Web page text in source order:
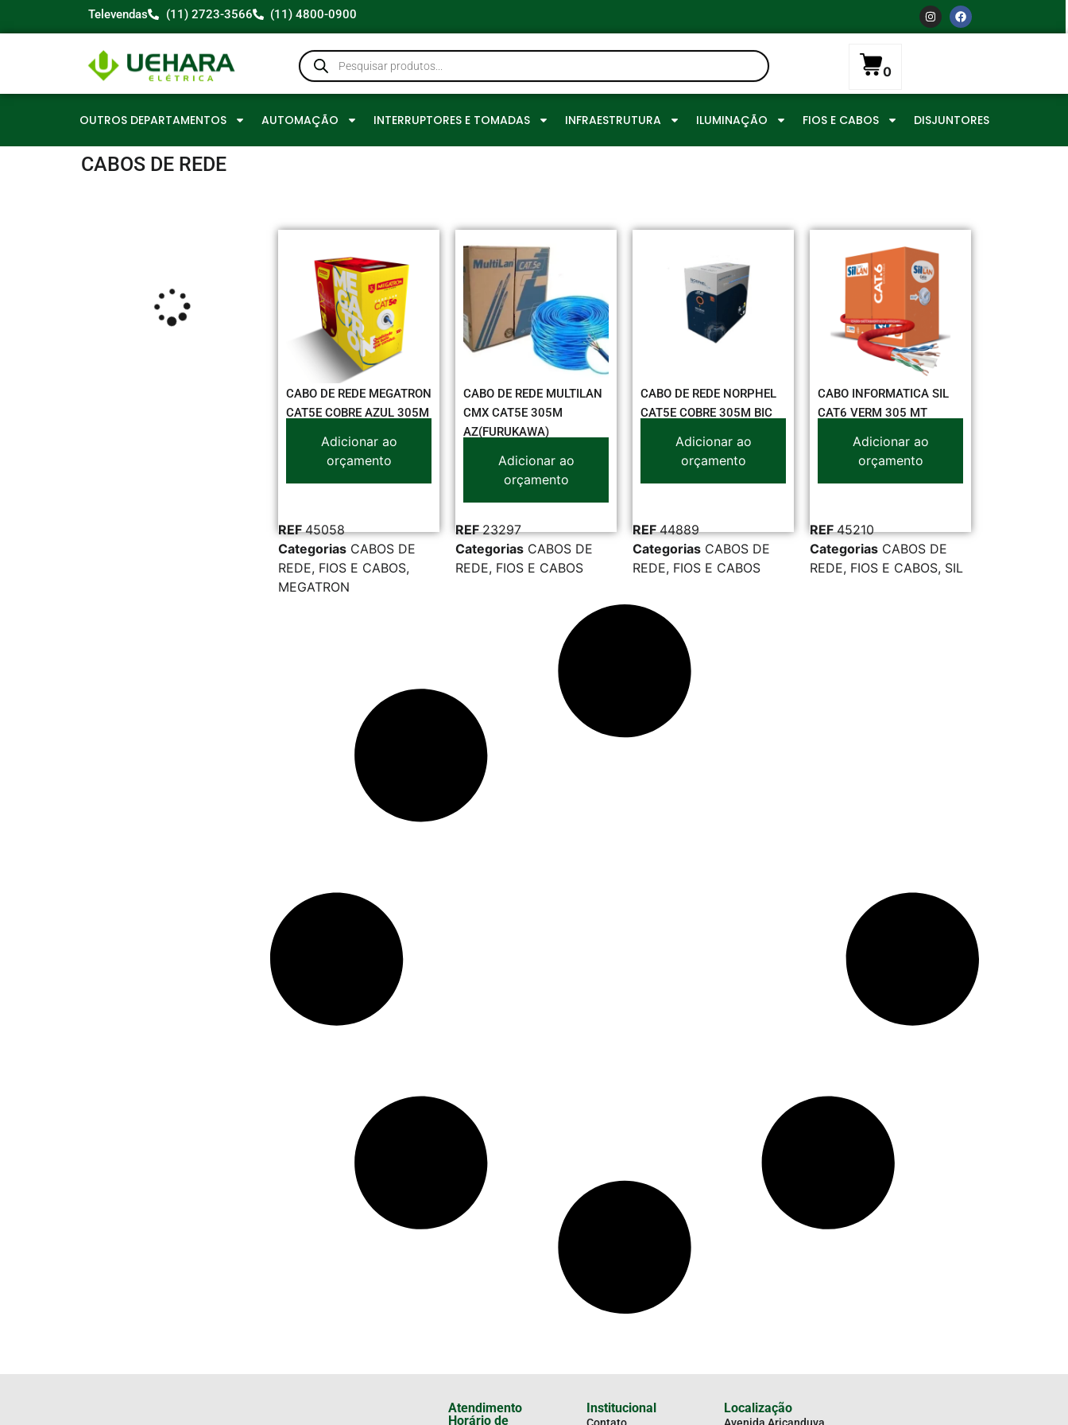
Televendas (11) 2723-3566 (11) 4800-0900
0
OUTROS DEPARTAMENTOS AUTOMAÇÃO INTERRUPTORES E TOMADAS INFRAESTRUTURA ILUMINAÇÃO FIOS E CABOS DISJUNTORES
CABOS DE REDE
CABO DE REDE MEGATRON
CAT5E COBRE AZUL 305M
Adicionar ao
orçamento
REF45058
Categorias CABOS DE
REDE, FIOS E CABOS,
MEGATRON
CABO DE REDE MULTILAN
CMX CAT5E 305M
AZ(FURUKAWA)
Adicionar ao
orçamento
REF23297
Categorias CABOS DE
REDE, FIOS E CABOS
CABO DE REDE NORPHEL
CAT5E COBRE 305M BIC
Adicionar ao
orçamento
REF44889
Categorias CABOS DE
REDE, FIOS E CABOS
CABO INFORMATICA SIL
CAT6 VERM 305 MT
Adicionar ao
orçamento
REF45210
Categorias CABOS DE
REDE, FIOS E CABOS, SIL
Atendimento
Horário de
Institucional Localização